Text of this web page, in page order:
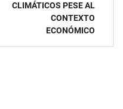
CLIMÁTICOS PESE AL
CONTEXTO
ECONÓMICO